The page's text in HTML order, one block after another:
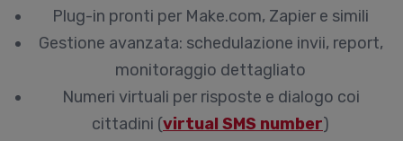
Plug-in pronti per Make.com, Zapier e simili
Gestione avanzata: schedulazione invii, report,
monitoraggio dettagliato
Numeri virtuali per risposte e dialogo coi
cittadini (virtual SMS number)